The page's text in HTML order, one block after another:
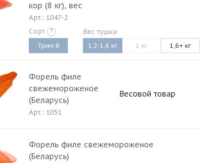
кор (8 кг), вес
Арт.: 1047-2
Сорт ?
Трим B
Вес тушки
1,2-1,6 кг 1 кг 1,6+ кг
Форель филе
свежемороженое
(Беларусь)
Арт.: 1051
Весовой товар
Форель филе свежемороженое
(Беларусь)